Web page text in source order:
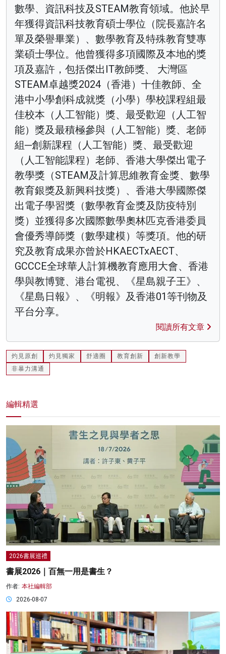
數學、資訊科技及STEAM教育領域。他於早
年獲得資訊科技教育碩士學位（院長嘉許名
單及榮譽畢業）、數學教育及特殊教育雙專
業碩士學位。他曾獲得多項國際及本地的獎
項及嘉許，包括傑出IT教師獎、 大灣區
STEAM卓越獎2024（香港）十佳教師、全
港中小學創科成就獎（小學）學校課程組最
佳校本（人工智能）獎、最受歡迎（人工智
能）獎及最積極參與（人工智能）獎、老師
組─創新課程（人工智能）獎、最受歡迎
（人工智能課程）老師、香港大學傑出電子
教學獎（STEAM及計算思維教育金獎、數學
教育銀獎及新興科技獎）、香港大學國際傑
出電子學習獎（數學教育金獎及防疫特別
獎）並獲得多次國際數學奧林匹克香港委員
會優秀導師獎（數學建模）等獎項。他的研
究及教育成果亦曾於HKAECTxAECT、
GCCCE全球華人計算機教育應用大會、香港
學與教博覽、港台電視、《星島親子王》、
《星島日報》、《明報》及香港01等刊物及
平台分享。
閱讀所有文章
灼見原創 灼見獨家 舒適圈 教育創新
創新教學
非暴力溝通
編輯精選
2026書展巡禮
書展2026｜百無一用是書生？
作者: 本社編輯部
2026-08-07